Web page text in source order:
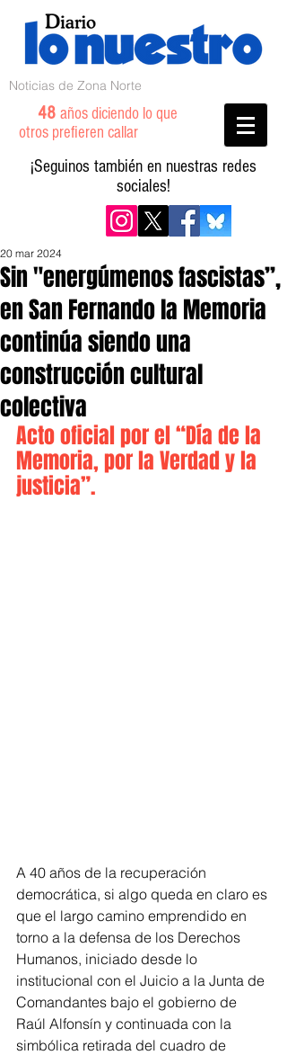
Noticias de Zona Norte
48 años diciendo lo que
otros prefieren callar
¡Seguinos también en nuestras redes
sociales!
Sin "energúmenos fascistas”,
en San Fernando la Memoria
continúa siendo una
construcción cultural
colectiva
20 mar 2024
Acto oficial por el “Día de la
Memoria, por la Verdad y la
justicia”.
A 40 años de la recuperación
democrática, si algo queda en claro es
que el largo camino emprendido en
torno a la defensa de los Derechos
Humanos, iniciado desde lo
institucional con el Juicio a la Junta de
Comandantes bajo el gobierno de
Raúl Alfonsín y continuada con la
simbólica retirada del cuadro de